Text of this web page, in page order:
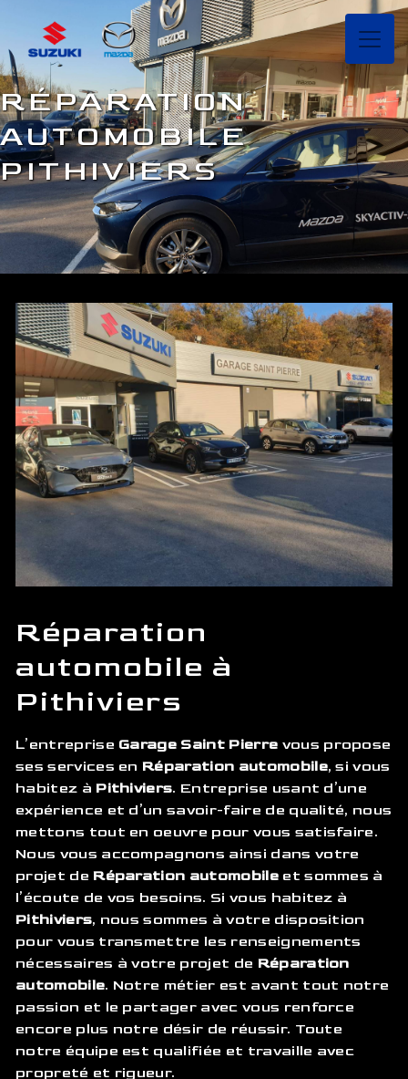
Panneau de gestion des cookies
RÉPARATION
AUTOMOBILE
PITHIVIERS
Réparation
automobile à
Pithiviers
L’entreprise Garage Saint Pierre vous propose
ses services enRéparation automobile, si vous
habitez àPithiviers. Entreprise usant d’une
expérience et d’un savoir-faire de qualité, nous
mettons tout en oeuvre pour vous satisfaire.
Nous vous accompagnons ainsi dans votre
projet deRéparation automobileet sommes à
l’écoute de vos besoins. Si vous habitez à
Pithiviers, nous sommes à votre disposition
pour vous transmettre les renseignements
nécessaires à votre projet de Réparation
automobile. Notre métier est avant tout notre
passion et le partager avec vous renforce
encore plus notre désir de réussir. Toute
notre équipe est qualifiée et travaille avec
propreté et rigueur.